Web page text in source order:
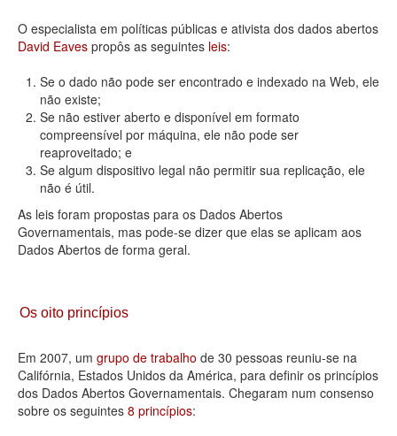
O especialista em políticas públicas e ativista dos dados abertos
David Eaves propôs as seguintes leis:
Se o dado não pode ser encontrado e indexado na Web, ele
não existe;
Se não estiver aberto e disponível em formato
compreensível por máquina, ele não pode ser
reaproveitado; e
Se algum dispositivo legal não permitir sua replicação, ele
não é útil.
As leis foram propostas para os Dados Abertos
Governamentais, mas pode-se dizer que elas se aplicam aos
Dados Abertos de forma geral.
Os oito princípios
Em 2007, um grupo de trabalho de 30 pessoas reuniu-se na
Califórnia, Estados Unidos da América, para definir os princípios
dos Dados Abertos Governamentais. Chegaram num consenso
sobre os seguintes 8 princípios: